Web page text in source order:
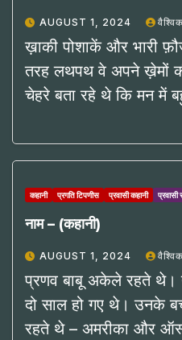
AUGUST 1, 2024
ख़ाकी पोशाकें और भारी
तरह लथपथ वे अपने ख़ेमों
चेहरे बता रहे थे कि मन
कहानी प्रगति टिपणीस प्रवासी कहानी प्रवासी
नाम – (कहानी)
AUGUST 1, 2024
प्रणव बाबू अकेले रहते थे।
दो साल हो गए थे। उनके
रहते थे – अमरीका और